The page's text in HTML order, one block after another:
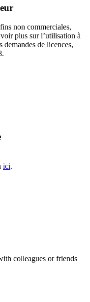
non commerciales,
plus sur l’utilisation à
de licences,
ici.
colleagues or friends